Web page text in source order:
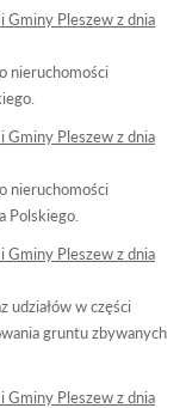
Pleszew z dnia
nieruchomości
Pleszew z dnia
nieruchomości
Polskiego.
Pleszew z dnia
udziałów w części
gruntu zbywanych
Pleszew z dnia